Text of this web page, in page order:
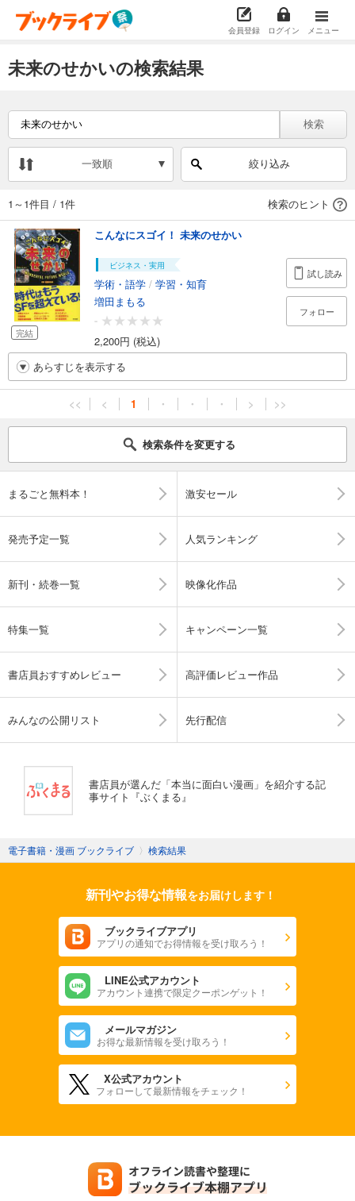
会員登録 ログイン メニュー
未来のせかいの検索結果
検索
一致順 絞り込み
1～1件目 / 1件 検索のヒント
完結
こんなにスゴイ！ 未来のせかい
ビジネス・実用
学術・語学 / 学習・知育
増田まもる
-
2,200円 (税込)
試し読み
フォロー
あらすじを表示する
<< < 1 ・ ・ ・ > >>
検索条件を変更する
まるごと無料本！ 激安セール
発売予定一覧 人気ランキング
新刊・続巻一覧 映像化作品
特集一覧 キャンペーン一覧
書店員おすすめレビュー 高評価レビュー作品
みんなの公開リスト 先行配信
書店員が選んだ「本当に面白い漫画」を紹介する記
事サイト『ぶくまる』
電子書籍・漫画 ブックライブ 〉 検索結果
新刊やお得な情報をお届けします！
ブックライブアプリ
アプリの通知でお得情報を受け取ろう！
LINE公式アカウント
アカウント連携で限定クーポンゲット！
メールマガジン
お得な最新情報を受け取ろう！
X公式アカウント
フォローして最新情報をチェック！